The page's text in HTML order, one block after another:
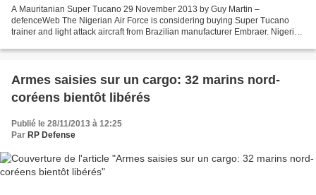
A Mauritanian Super Tucano 29 November 2013 by Guy Martin –
defenceWeb The Nigerian Air Force is considering buying Super Tucano
trainer and light attack aircraft from Brazilian manufacturer Embraer. Nigerian
Armes saisies sur un cargo: 32 marins nord-
coréens bientôt libérés
Publié le 28/11/2013 à 12:25
Par RP Defense